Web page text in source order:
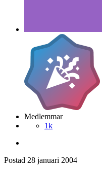
Medlemmar
1k
Postad 28 januari 2004